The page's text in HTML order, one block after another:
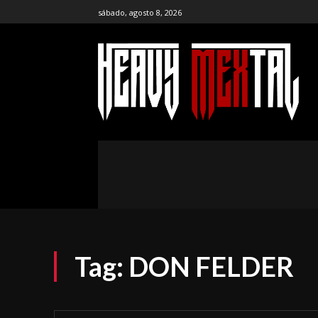
sábado, agosto 8, 2026
Tag: DON FELDER